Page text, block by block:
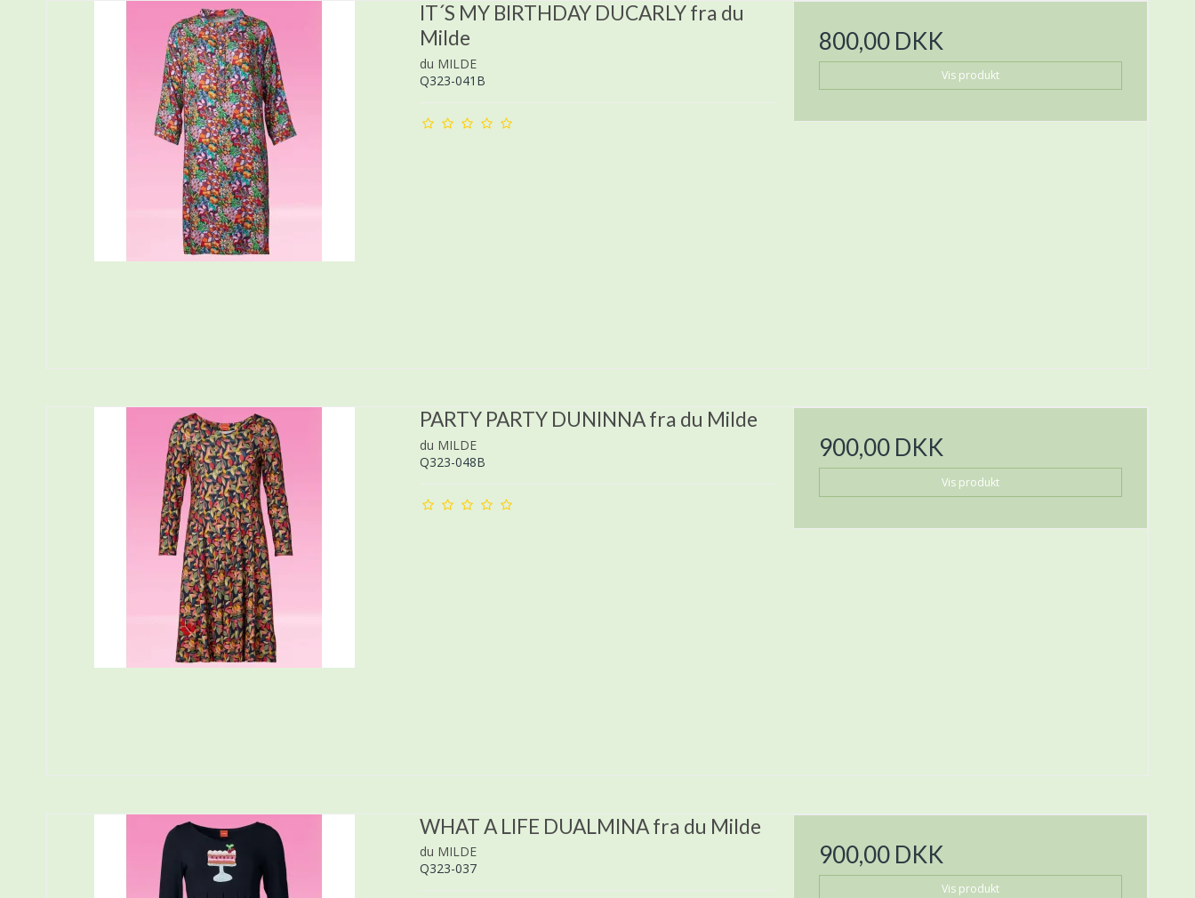
IT´S MY BIRTHDAY DUCARLY fra du
Milde
du MILDE
Q323-041B
800,00 DKK
Vis produkt
PARTY PARTY DUNINNA fra du Milde
du MILDE
Q323-048B
900,00 DKK
Vis produkt
WHAT A LIFE DUALMINA fra du Milde
du MILDE
Q323-037
900,00 DKK
Vis produkt